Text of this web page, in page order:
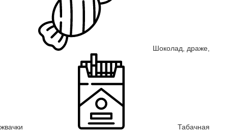
Шоколад, драже,
жвачки
Табачная